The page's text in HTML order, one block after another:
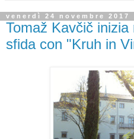
venerdì 24 novembre 2017
Tomaž Kavčič
sfida con "Kruh in